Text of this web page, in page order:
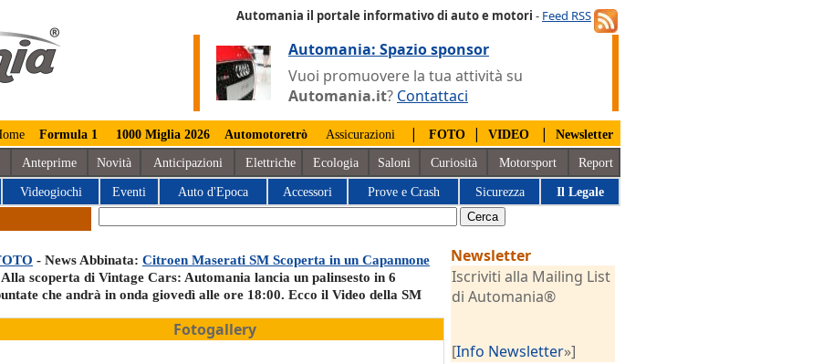
Automania il portale informativo di auto e motori - Feed RSS
Automania: Spazio sponsor
Vuoi promuovere la tua attività su
Automania.it? Contattaci
Formula 1 1000 Miglia 2026 Automotoretrò Assicurazioni | FOTO | VIDEO | Newsletter
Anteprime Novità Anticipazioni Elettriche Ecologia Saloni Curiosità Motorsport Report
Videogiochi Eventi Auto d'Epoca Accessori Prove e Crash Sicurezza Il Legale
- News Abbinata: Citroen Maserati SM Scoperta in un Capannone
scoperta di Vintage Cars: Automania lancia un palinsesto in 6
che andrà in onda giovedì alle ore 18:00. Ecco il Video della SM
Fotogallery
Newsletter
Iscriviti alla Mailing List
di Automania®
[Info Newsletter»]